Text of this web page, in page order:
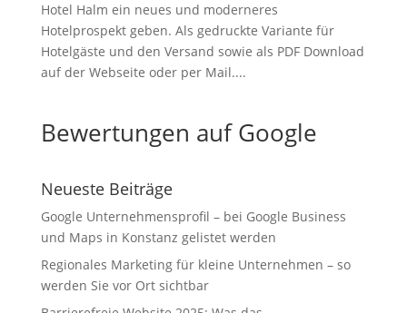
Hotel Halm ein neues und moderneres
Hotelprospekt geben. Als gedruckte Variante für
Hotelgäste und den Versand sowie als PDF Download
auf der Webseite oder per Mail....
Bewertungen auf Google
Neueste Beiträge
Google Unternehmensprofil – bei Google Business
und Maps in Konstanz gelistet werden
Regionales Marketing für kleine Unternehmen – so
werden Sie vor Ort sichtbar